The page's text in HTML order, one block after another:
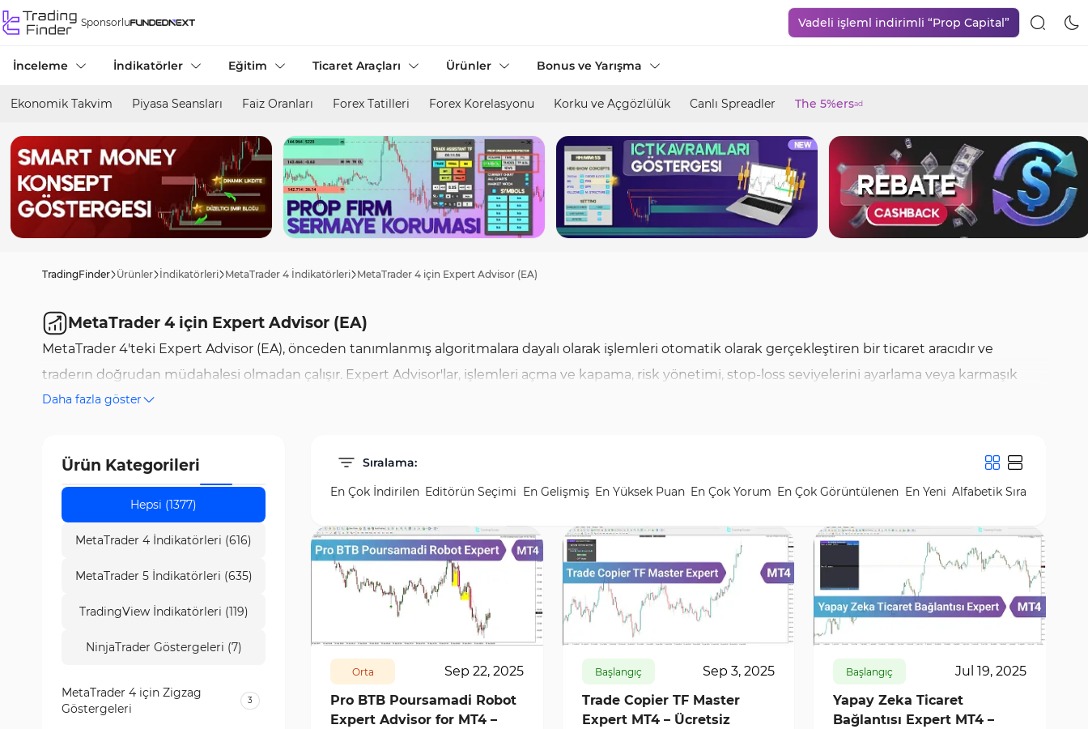
Sponsorlu Vadeli işleml indirimli “Prop Capital”
İnceleme İndikatörler Eğitim Ticaret Araçları Ürünler Bonus ve Yarışma
Ekonomik Takvim Piyasa Seansları Faiz Oranları Forex Tatilleri Forex Korelasyonu Korku ve Açgözlülük Canlı Spreadler The 5%ersad
TradingFinder Ürünler İndikatörleri MetaTrader 4 İndikatörleri MetaTrader 4 için Expert Advisor (EA)
MetaTrader 4 için Expert Advisor (EA)
MetaTrader 4'teki Expert Advisor (EA), önceden tanımlanmış algoritmalara dayalı olarak işlemleri otomatik olarak gerçekleştiren bir ticaret aracıdır ve
traderın doğrudan müdahalesi olmadan çalışır. Expert Advisor'lar, işlemleri açma ve kapama, risk yönetimi, stop-loss seviyelerini ayarlama veya karmaşık
ticaret stratejilerini uygulama gibi çeşitli görevleri yerine getirebilir. Genellikle MQL4 programlama diliyle yazılırlar ve traderlar, kendi stratejilerine göre kodu
sağlamaktır. Örneğin, bir EA, birden fazla döviz çiftini aynı anda izleyebilir ve yalnızca tüm belirtilen teknik koşullar sağlandığında işlem yapabilir. Ayrıca
birden fazla strateji uygulayabilir ve bu stratejilerin sonuçlarını dengeleyebilir. Farklı Expert Advisor'lar (ticaret yardımcıları), Trading Finder web sitesinde
ücretsiz olarak mevcuttur. Bazı Expert Advisor'lar yalnızca uyarı göndererek yarı otomatik olarak çalışabilir.
Daha fazla göster
Sıralama:
En Çok İndirilen Editörün Seçimi En Gelişmiş En Yüksek Puan En Çok Yorum En Çok Görüntülenen En Yeni Alfabetik Sıra
6754
Orta
Sep 22, 2025
Pro BTB Poursamadi Robot
Expert Advisor for MT4 –
5922
Başlangıç
Sep 3, 2025
Trade Copier TF Master
Expert MT4 – Ücretsiz
582 7132 0
Başlangıç
Jul 19, 2025
Yapay Zeka Ticaret
Bağlantısı Expert MT4 –
Ürün Kategorileri
Hepsi (1377)
MetaTrader 4 İndikatörleri (616)
MetaTrader 5 İndikatörleri (635)
TradingView İndikatörleri (119)
NinjaTrader Göstergeleri (7)
MetaTrader 4 için Zigzag
Göstergeleri
3